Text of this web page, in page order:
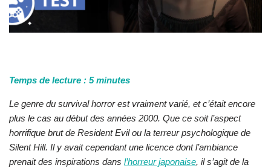
Temps de lecture : 5 minutes
Le genre du survival horror est vraiment varié, et c’était encore
plus le cas au début des années 2000. Que ce soit l’aspect
horrifique brut de Resident Evil ou la terreur psychologique de
Silent Hill. Il y avait cependant une licence dont l’ambiance
prenait des inspirations dans l’horreur japonaise, il s’agit de la